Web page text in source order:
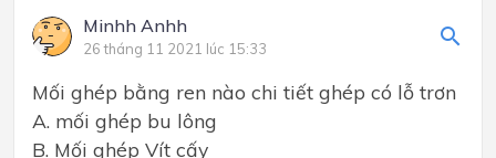
Minhh Anhh
26 tháng 11 2021 lúc 15:33
Mối ghép bằng ren nào chi tiết ghép có lỗ trơn
A. mối ghép bu lông
B. Mối ghép Vít cấy